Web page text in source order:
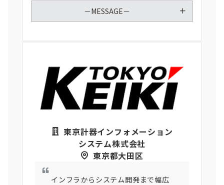
－MESSAGE－
東京計器インフォメーション
システム株式会社
東京都大田区
インフラからシステム開発まで幅広